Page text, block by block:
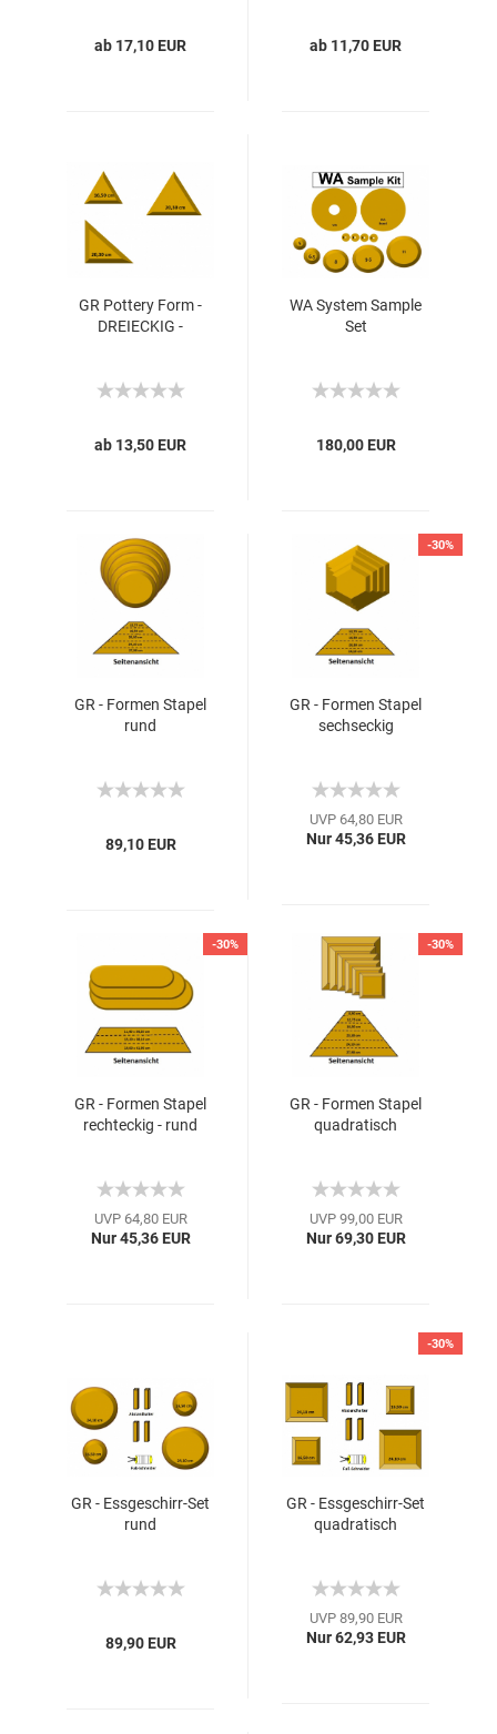
ab 17,10 EUR ab 11,70 EUR
GR Pottery Form -
DREIECKIG -
ab 13,50 EUR
WA System Sample
Set
180,00 EUR
GR - Formen Stapel
rund
89,10 EUR
-30%
GR - Formen Stapel
sechseckig
UVP 64,80 EUR
Nur 45,36 EUR
-30%
GR - Formen Stapel
rechteckig - rund
UVP 64,80 EUR
Nur 45,36 EUR
-30%
GR - Formen Stapel
quadratisch
UVP 99,00 EUR
Nur 69,30 EUR
GR - Essgeschirr-Set
rund
89,90 EUR
-30%
GR - Essgeschirr-Set
quadratisch
UVP 89,90 EUR
Nur 62,93 EUR